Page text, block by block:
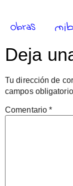
Deja
Tu dirección de
campos
Comentario*